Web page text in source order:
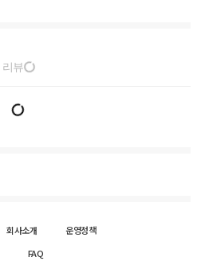
리뷰
회사소개
운영정책
FAQ